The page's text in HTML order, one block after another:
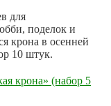
для
поделок и
крона в осенней
10 штук.